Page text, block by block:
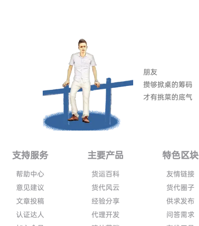
朋友
攒够掀桌的筹码
才有挑菜的底气
支持服务
帮助中心
意见建议
文章投稿
认证达人
主要产品
货运百科
货代风云
经验分享
代理开发
特色区块
友情链接
货代圈子
供求发布
问答需求